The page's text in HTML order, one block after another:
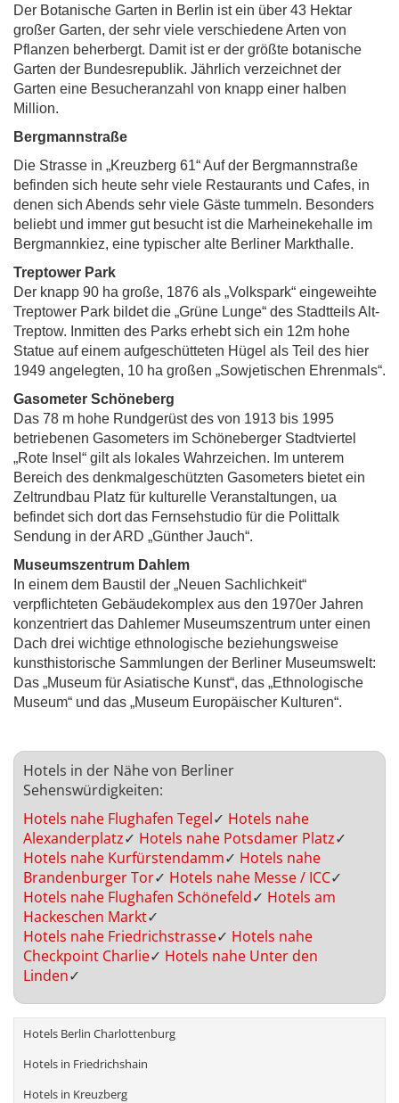
Der Botanische Garten in Berlin ist ein über 43 Hektar
großer Garten, der sehr viele verschiedene Arten von
Pflanzen beherbergt. Damit ist er der größte botanische
Garten der Bundesrepublik. Jährlich verzeichnet der
Garten eine Besucheranzahl von knapp einer halben
Million.
Bergmannstraße
Die Strasse in „Kreuzberg 61“ Auf der Bergmannstraße
befinden sich heute sehr viele Restaurants und Cafes, in
denen sich Abends sehr viele Gäste tummeln. Besonders
beliebt und immer gut besucht ist die Marheinekehalle im
Bergmannkiez, eine typischer alte Berliner Markthalle.
Treptower Park
Der knapp 90 ha große, 1876 als „Volkspark“ eingeweihte
Treptower Park bildet die „Grüne Lunge“ des Stadtteils Alt-
Treptow. Inmitten des Parks erhebt sich ein 12m hohe
Statue auf einem aufgeschütteten Hügel als Teil des hier
1949 angelegten, 10 ha großen „Sowjetischen Ehrenmals“.
Gasometer Schöneberg
Das 78 m hohe Rundgerüst des von 1913 bis 1995
betriebenen Gasometers im Schöneberger Stadtviertel
„Rote Insel“ gilt als lokales Wahrzeichen. Im unterem
Bereich des denkmalgeschützten Gasometers bietet ein
Zeltrundbau Platz für kulturelle Veranstaltungen, ua
befindet sich dort das Fernsehstudio für die Polittalk
Sendung in der ARD „Günther Jauch“.
Museumszentrum Dahlem
In einem dem Baustil der „Neuen Sachlichkeit“
verpflichteten Gebäudekomplex aus den 1970er Jahren
konzentriert das Dahlemer Museumszentrum unter einen
Dach drei wichtige ethnologische beziehungsweise
kunsthistorische Sammlungen der Berliner Museumswelt:
Das „Museum für Asiatische Kunst“, das „Ethnologische
Museum“ und das „Museum Europäischer Kulturen“.
Hotels in der Nähe von Berliner
Sehenswürdigkeiten:
Hotels nahe Flughafen Tegel✓ Hotels nahe
Alexanderplatz✓ Hotels nahe Potsdamer Platz✓
Hotels nahe Kurfürstendamm✓ Hotels nahe
Brandenburger Tor✓ Hotels nahe Messe / ICC✓
Hotels nahe Flughafen Schönefeld✓ Hotels am
Hackeschen Markt✓
Hotels nahe Friedrichstrasse✓ Hotels nahe
Checkpoint Charlie✓ Hotels nahe Unter den
Linden✓
Hotels Berlin Charlottenburg
Hotels in Friedrichshain
Hotels in Kreuzberg